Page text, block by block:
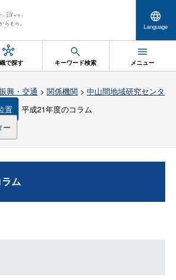
Language
で探す キーワード検索 メニュー
興・交通 > 関係機関> 中山間地域研究センタ
置
平成21年度のコラム
ー
ム